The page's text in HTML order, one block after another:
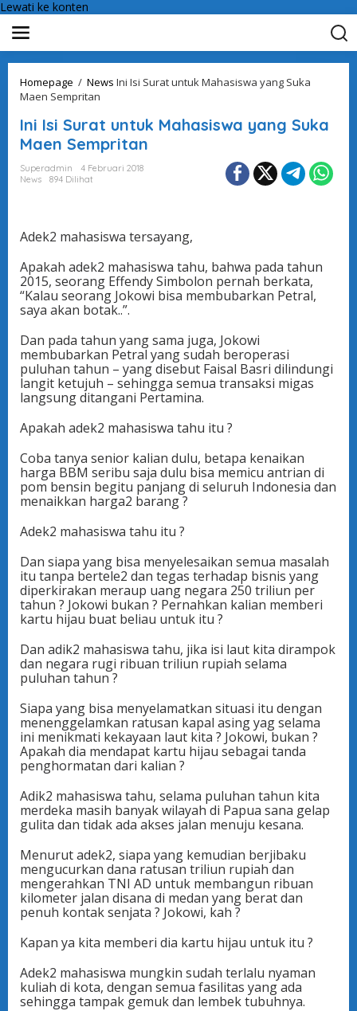
Lewati ke konten
Homepage / News Ini Isi Surat untuk Mahasiswa yang Suka
Maen Sempritan
Ini Isi Surat untuk Mahasiswa yang Suka
Maen Sempritan
Superadmin
4 Februari 2018
News
894 Dilihat
Adek2 mahasiswa tersayang,
Apakah adek2 mahasiswa tahu, bahwa pada tahun
2015, seorang Effendy Simbolon pernah berkata,
“Kalau seorang Jokowi bisa membubarkan Petral,
saya akan botak..”.
Dan pada tahun yang sama juga, Jokowi
membubarkan Petral yang sudah beroperasi
puluhan tahun – yang disebut Faisal Basri dilindungi
langit ketujuh – sehingga semua transaksi migas
langsung ditangani Pertamina.
Apakah adek2 mahasiswa tahu itu ?
Coba tanya senior kalian dulu, betapa kenaikan
harga BBM seribu saja dulu bisa memicu antrian di
pom bensin begitu panjang di seluruh Indonesia dan
menaikkan harga2 barang ?
Adek2 mahasiswa tahu itu ?
Dan siapa yang bisa menyelesaikan semua masalah
itu tanpa bertele2 dan tegas terhadap bisnis yang
diperkirakan meraup uang negara 250 triliun per
tahun ? Jokowi bukan ? Pernahkan kalian memberi
kartu hijau buat beliau untuk itu ?
Dan adik2 mahasiswa tahu, jika isi laut kita dirampok
dan negara rugi ribuan triliun rupiah selama
puluhan tahun ?
Siapa yang bisa menyelamatkan situasi itu dengan
menenggelamkan ratusan kapal asing yag selama
ini menikmati kekayaan laut kita ? Jokowi, bukan ?
Apakah dia mendapat kartu hijau sebagai tanda
penghormatan dari kalian ?
Adik2 mahasiswa tahu, selama puluhan tahun kita
merdeka masih banyak wilayah di Papua sana gelap
gulita dan tidak ada akses jalan menuju kesana.
Menurut adek2, siapa yang kemudian berjibaku
mengucurkan dana ratusan triliun rupiah dan
mengerahkan TNI AD untuk membangun ribuan
kilometer jalan disana di medan yang berat dan
penuh kontak senjata ? Jokowi, kah ?
Kapan ya kita memberi dia kartu hijau untuk itu ?
Adek2 mahasiswa mungkin sudah terlalu nyaman
kuliah di kota, dengan semua fasilitas yang ada
sehingga tampak gemuk dan lembek tubuhnya.